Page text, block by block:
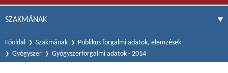
SZAKMÁNAK
Főoldal Szakmának
Publikus forgalmi adatok, elemzések
Gyógyszer
Gyógyszerforgalmi adatok - 2014